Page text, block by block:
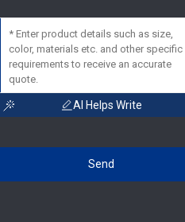
AI Helps Write
Send